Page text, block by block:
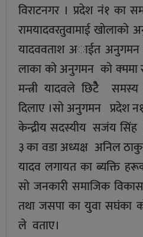
विराटनगर । प्रदेश नं१ का
रामयादवरतुवामाई खाेलाकाे
यादववताश अाईत अनुगमन
लाका काे अनुगमन काे क्ममा
मन्त्री यादवले छिटेै
दिलाए ।साे अनुगमन प्रदेश
केन्द्रीय सदस्यीय सजंय सिंह
३ का वडा अध्यक्ष अनिल
यादव लगायत का ब्यक्ति
साे जनकारी समाजिक
तथा जसपा का युवा सघंका
ले वताए।